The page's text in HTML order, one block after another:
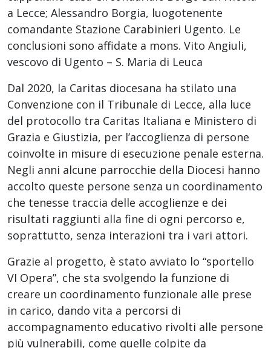
a Lecce; Alessandro Borgia, luogotenente
comandante Stazione Carabinieri Ugento. Le
conclusioni sono affidate a mons. Vito Angiuli,
vescovo di Ugento – S. Maria di Leuca
Dal 2020, la Caritas diocesana ha stilato una
Convenzione con il Tribunale di Lecce, alla luce
del protocollo tra Caritas Italiana e Ministero di
Grazia e Giustizia, per l’accoglienza di persone
coinvolte in misure di esecuzione penale esterna.
Negli anni alcune parrocchie della Diocesi hanno
accolto queste persone senza un coordinamento
che tenesse traccia delle accoglienze e dei
risultati raggiunti alla fine di ogni percorso e,
soprattutto, senza interazioni tra i vari attori.
Grazie al progetto, è stato avviato lo “sportello
VI Opera”, che sta svolgendo la funzione di
creare un coordinamento funzionale alle prese
in carico, dando vita a percorsi di
accompagnamento educativo rivolti alle persone
più vulnerabili, come quelle colpite da